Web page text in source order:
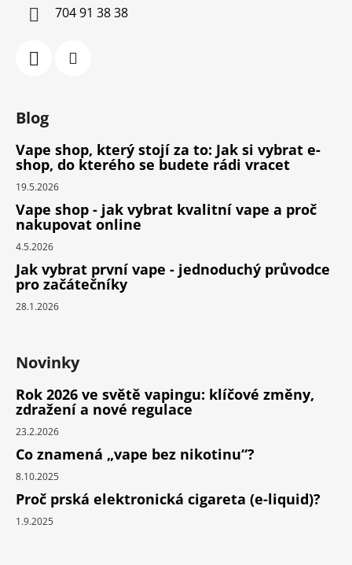
704 91 38 38
Blog
Vape shop, který stojí za to: Jak si vybrat e-
shop, do kterého se budete rádi vracet
19.5.2026
Vape shop - jak vybrat kvalitní vape a proč
nakupovat online
4.5.2026
Jak vybrat první vape - jednoduchý průvodce
pro začátečníky
28.1.2026
Novinky
Rok 2026 ve světě vapingu: klíčové změny,
zdražení a nové regulace
23.2.2026
Co znamená „vape bez nikotinu“?
8.10.2025
Proč prská elektronická cigareta (e-liquid)?
1.9.2025